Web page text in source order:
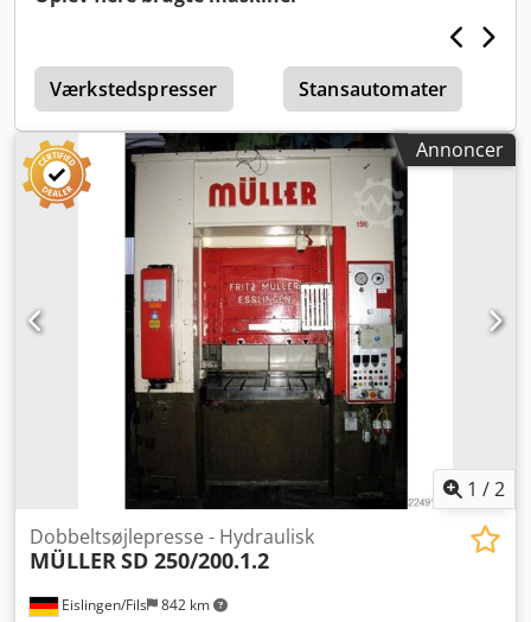
Pladsbehov ca. 4,2 x 2,1 x 5,5 m Denne firesøjlede presse
er i god stand, umiddelbart tilgængelig og kan fremvises
under strøm hos sælger. BESKRIVELSE: - Lysgitter -
Indkapsling - Automatisk returnering - Begrænsning via
pressekraft eller højdeindstilling - Komplet elektrisk
dokumentation
Værkstedspresser Stansautomater
Annoncer
1 /2
Eislingen/Fils 842 km
Dobbeltsøjlepresse - Hydraulisk
MÜLLERSD 250/200.1.2